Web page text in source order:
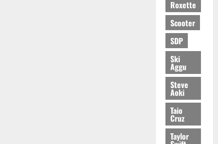
Roxette
Scooter
SDP
Ski
Aggu
Steve
Aoki
Taio
Cruz
Taylor